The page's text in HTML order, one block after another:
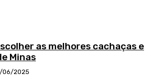
as melhores cachaças e
Minas
06/2025